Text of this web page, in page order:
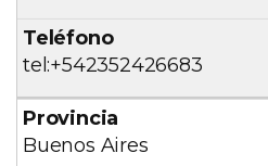
tel:+542352426683
Buenos Aires